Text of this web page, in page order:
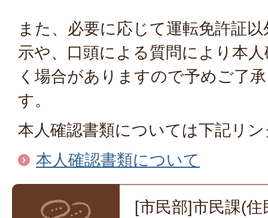
また、必要に応じて運転免許証
示や、口頭による質問により本
く場合がありますので予めご了
す。
本人確認書類については下記リ
本人確認書類について
[市民部]市民課(住